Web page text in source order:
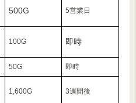
500G 5営業日
100G 即時
50G 即時
1,600G 3週間後